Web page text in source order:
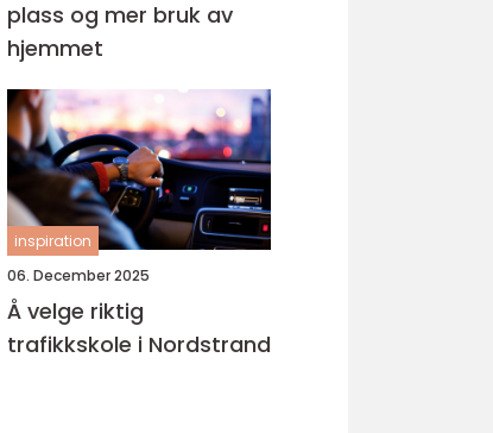
plass og mer bruk av
hjemmet
inspiration
06. December 2025
Å velge riktig
trafikkskole i Nordstrand